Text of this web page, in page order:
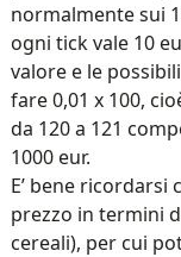
normalmente sui
ogni tick vale 10
valore e le
fare 0,01 x 100,
da 120 a 121
1000 eur.
E’ bene ricordarsi
prezzo in termini
cereali), per cui